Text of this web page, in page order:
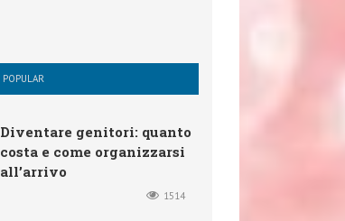
POPULAR
Diventare genitori: quanto
costa e come organizzarsi
all’arrivo
1514